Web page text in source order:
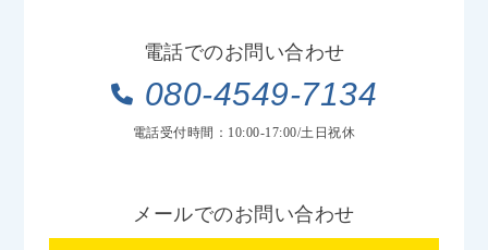
電話でのお問い合わせ
080-4549-7134
電話受付時間：10:00-17:00/土日祝休
メールでのお問い合わせ